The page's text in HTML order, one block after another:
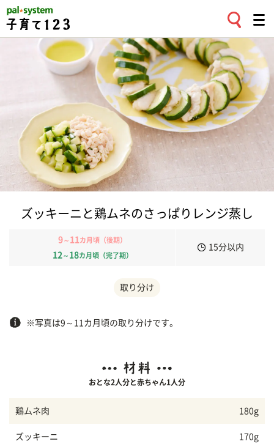
ズッキーニと鶏ムネのさっぱりレンジ蒸し
9～ 11 カ月頃（後期）
12 ～ 18カ月頃（完了期）
15分以内
取り分け
※写真は9～11カ月頃の取り分けです。
おとな2人分と赤ちゃん1人分
鶏ムネ肉 180g
ズッキーニ 170g